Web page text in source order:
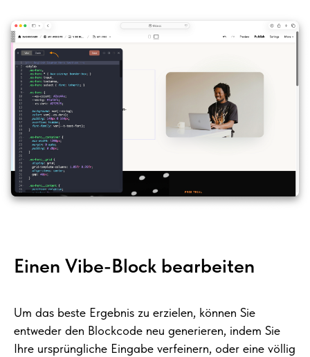
Einen Vibe-Block bearbeiten
Um das beste Ergebnis zu erzielen, können Sie
entweder den Blockcode neu generieren, indem Sie
Ihre ursprüngliche Eingabe verfeinern, oder eine völlig